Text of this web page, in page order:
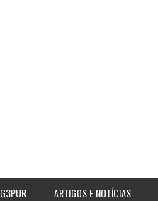
G3PUR ARTIGOS E NOTÍCIAS